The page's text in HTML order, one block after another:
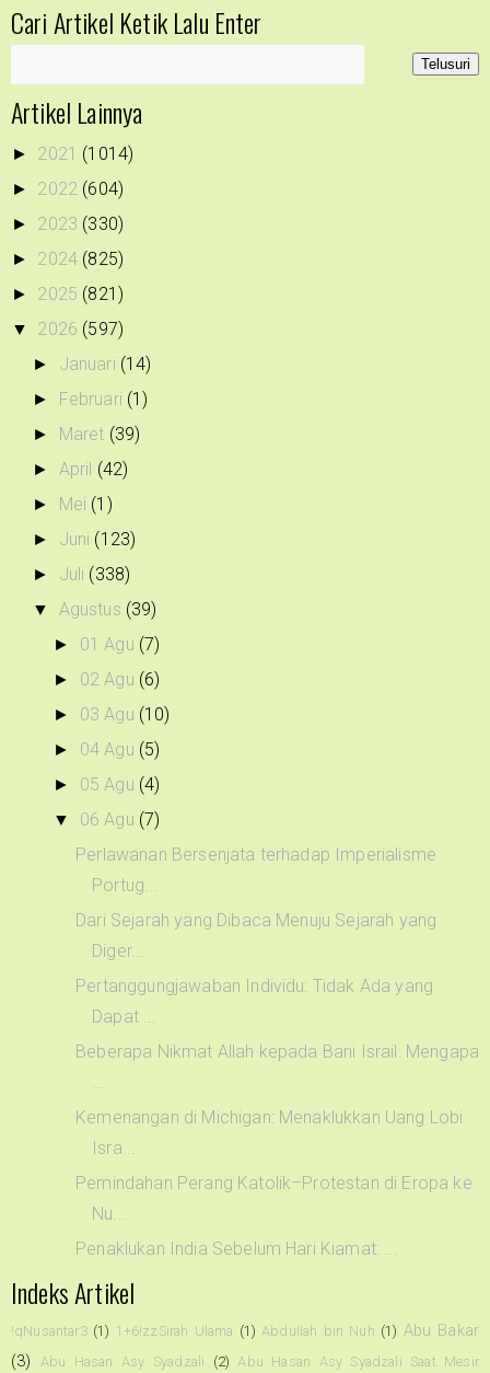
Cari Artikel Ketik Lalu Enter
Artikel Lainnya
► 2021 (1014)
► 2022 (604)
► 2023 (330)
► 2024 (825)
► 2025 (821)
▼ 2026 (597)
► Januari (14)
► Februari (1)
► Maret (39)
► April (42)
► Mei (1)
► Juni (123)
► Juli (338)
▼ Agustus (39)
► 01 Agu (7)
► 02 Agu (6)
► 03 Agu (10)
► 04 Agu (5)
► 05 Agu (4)
▼ 06 Agu (7)
Perlawanan Bersenjata terhadap Imperialisme
Portug...
Dari Sejarah yang Dibaca Menuju Sejarah yang
Diger...
Pertanggungjawaban Individu: Tidak Ada yang
Dapat ...
Beberapa Nikmat Allah kepada Bani Israil: Mengapa
Kemenangan di Michigan: Menaklukkan Uang Lobi
Isra...
Pemindahan Perang Katolik–Protestan di Eropa ke
Nu...
Penaklukan India Sebelum Hari Kiamat: ...
Indeks Artikel
!qNusantar3 (1) 1+6!zzSirah Ulama (1) Abdullah bin Nuh (1) Abu Bakar
(3)
Abu Hasan Asy Syadzali (2) Abu Hasan Asy Syadzali Saat Mesir